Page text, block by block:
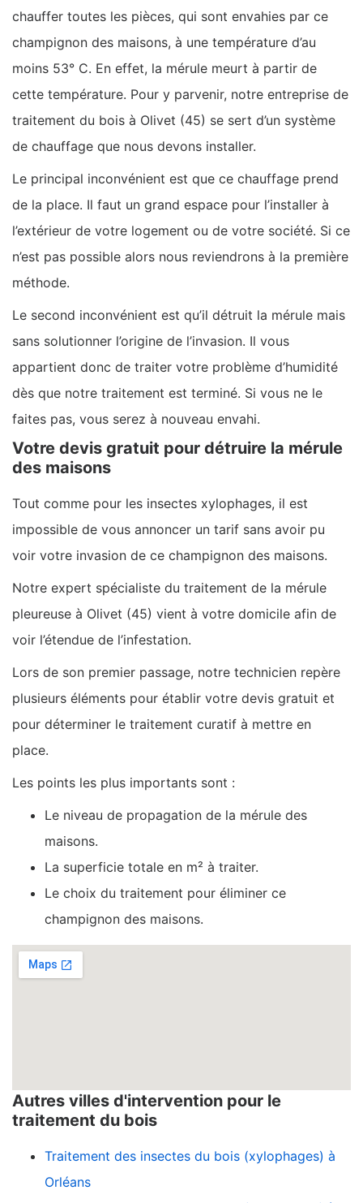
chauffer toutes les pièces, qui sont envahies par ce
champignon des maisons, à une température d’au
moins 53° C. En effet, la mérule meurt à partir de
cette température. Pour y parvenir, notre entreprise de
traitement du bois à Olivet (45) se sert d’un système
de chauffage que nous devons installer.
Le principal inconvénient est que ce chauffage prend
de la place. Il faut un grand espace pour l’installer à
l’extérieur de votre logement ou de votre société. Si ce
n’est pas possible alors nous reviendrons à la première
méthode.
Le second inconvénient est qu’il détruit la mérule mais
sans solutionner l’origine de l’invasion. Il vous
appartient donc de traiter votre problème d’humidité
dès que notre traitement est terminé. Si vous ne le
faites pas, vous serez à nouveau envahi.
Votre devis gratuit pour détruire la mérule
des maisons
Tout comme pour les insectes xylophages, il est
impossible de vous annoncer un tarif sans avoir pu
voir votre invasion de ce champignon des maisons.
Notre expert spécialiste du traitement de la mérule
pleureuse à Olivet (45) vient à votre domicile afin de
voir l’étendue de l’infestation.
Lors de son premier passage, notre technicien repère
plusieurs éléments pour établir votre devis gratuit et
pour déterminer le traitement curatif à mettre en
place.
Les points les plus importants sont :
Le niveau de propagation de la mérule des
maisons.
La superficie totale en m² à traiter.
Le choix du traitement pour éliminer ce
champignon des maisons.
Autres villes d'intervention pour le
traitement du bois
Traitement des insectes du bois (xylophages) à
Orléans